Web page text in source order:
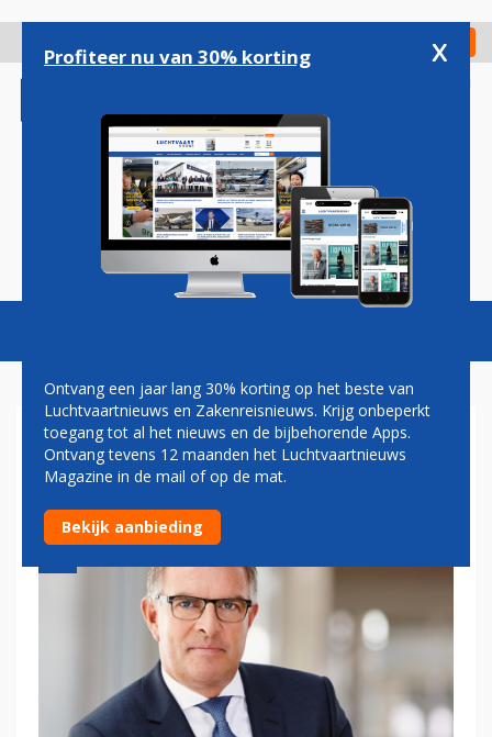
gaan
Check in
Magazine Podcasts Vacatures
LUFTHANSA: NOG DIT JAAR
AKKOORD MET PILOTEN
Profiteer nu van 30% korting x
Ontvang een jaar lang 30% korting op het beste van
Luchtvaartnieuws en Zakenreisnieuws. Krijg onbeperkt
toegang tot al het nieuws en de bijbehorende Apps.
Ontvang tevens 12 maanden het Luchtvaartnieuws
Magazine in de mail of op de mat.
Bekijk aanbieding